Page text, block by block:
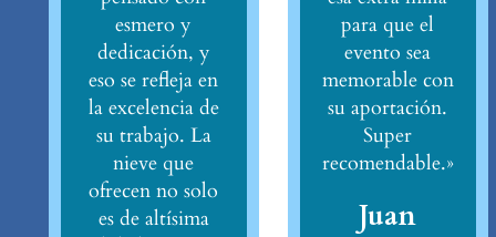
esmero y
dedicación, y
eso se refleja en
la excelencia de
su trabajo. La
nieve que
ofrecen no solo
es de altísima
para que el
evento sea
memorable con
su aportación.
Super
recomendable.»
Juan